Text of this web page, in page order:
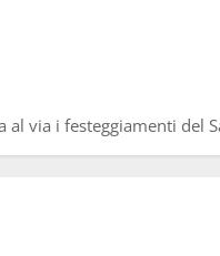
al via i festeggiamenti del